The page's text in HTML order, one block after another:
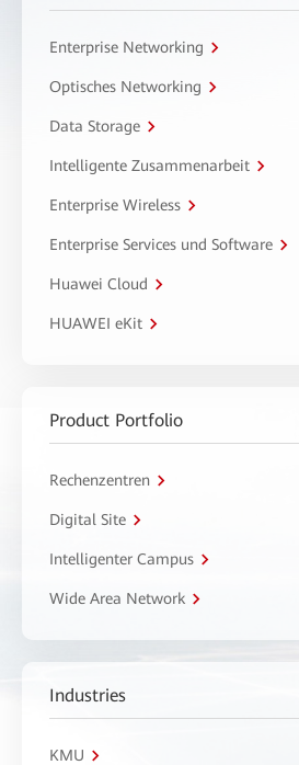
Enterprise Networking
Optisches Networking
Data Storage
Intelligente Zusammenarbeit
Enterprise Wireless
Enterprise Services und Software
Huawei Cloud
HUAWEI eKit
Product Portfolio
Rechenzentren
Digital Site
Intelligenter Campus
Wide Area Network
Industries
KMU